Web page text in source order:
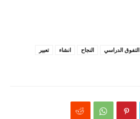
التفوق الدراسي النجاح انشاء
تعبير